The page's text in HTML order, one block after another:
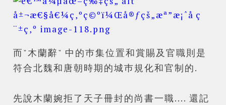
而"木蘭辭" 中的巿集位置和賞賜及官職則是
符合北魏和唐朝時期的城巿規化和官制的.
先說木蘭婉拒了天子冊封的尚書一職.... 還記